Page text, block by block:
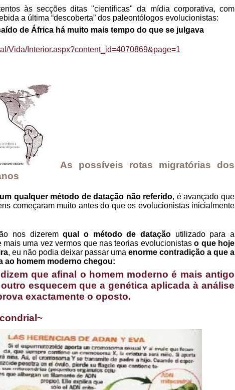
às secções ditas "científicas" da mídia corporativa, com
a última “descoberta” dos paleontólogos evolucionistas:
de África há muito mais tempo do que se julgava
Vida/Interior.aspx?content_id=4070869&page=1
As possíveis rotas migratórias dos
qualquer método de datação não referido, é avançado que
começaram muito antes do que os evolucionistas inicialmente
nos dizeremqual o método de datação utilizado para a
mais uma vez vermos que nas teorias evolucionistaso que hoje
, eu não podia deixar passar uma enorme contradição a que a
ao homem moderno chegou:
que afinal o homem moderno é mais antigo
esquecem que a genética aplicada à análise
exactamente o oposto.